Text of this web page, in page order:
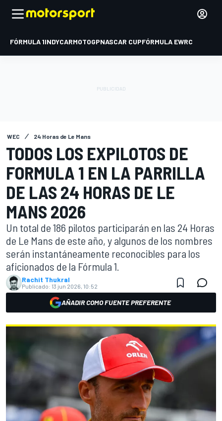
FÓRMULA 1INDYCARMOTOGPNASCAR CUPFÓRMULA EWRC
WEC 24 Horas de Le Mans
TODOS LOS EXPILOTOS DE
FORMULA 1 EN LA PARRILLA
DE LAS 24 HORAS DE LE
MANS 2026
Un total de 186 pilotos participarán en las 24 Horas
de Le Mans de este año, y algunos de los nombres
serán instantáneamente reconocibles para los
aficionados de la Fórmula 1.
Rachit Thukral
Publicado: 13 jun 2026, 10:52
AÑADIR COMO FUENTE PREFERENTE